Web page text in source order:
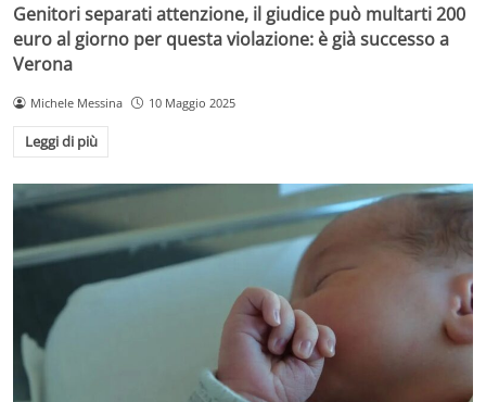
Genitori separati attenzione, il giudice può multarti 200
euro al giorno per questa violazione: è già successo a
Verona
Michele Messina 10 Maggio 2025
Leggi di più